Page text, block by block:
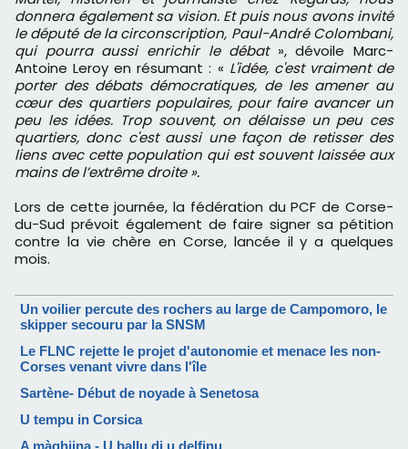
donnera également sa vision. Et puis nous avons invité
le député de la circonscription, Paul-André Colombani,
qui pourra aussi enrichir le débat», dévoile Marc-
Antoine Leroy en résumant : « L'idée, c'est vraiment de
porter des débats démocratiques, de les amener au
cœur des quartiers populaires, pour faire avancer un
peu les idées. Trop souvent, on délaisse un peu ces
quartiers, donc c'est aussi une façon de retisser des
liens avec cette population qui est souvent laissée aux
mains de l’extrême droite ».
Lors de cette journée, la fédération du PCF de Corse-
du-Sud prévoit également de faire signer sa pétition
contre la vie chère en Corse, lancée il y a quelques
mois.
Un voilier percute des rochers au large de Campomoro, le
skipper secouru par la SNSM
Le FLNC rejette le projet d'autonomie et menace les non-
Corses venant vivre dans l'île
Sartène- Début de noyade à Senetosa
U tempu in Corsica
A màghjina - U ballu di u delfinu